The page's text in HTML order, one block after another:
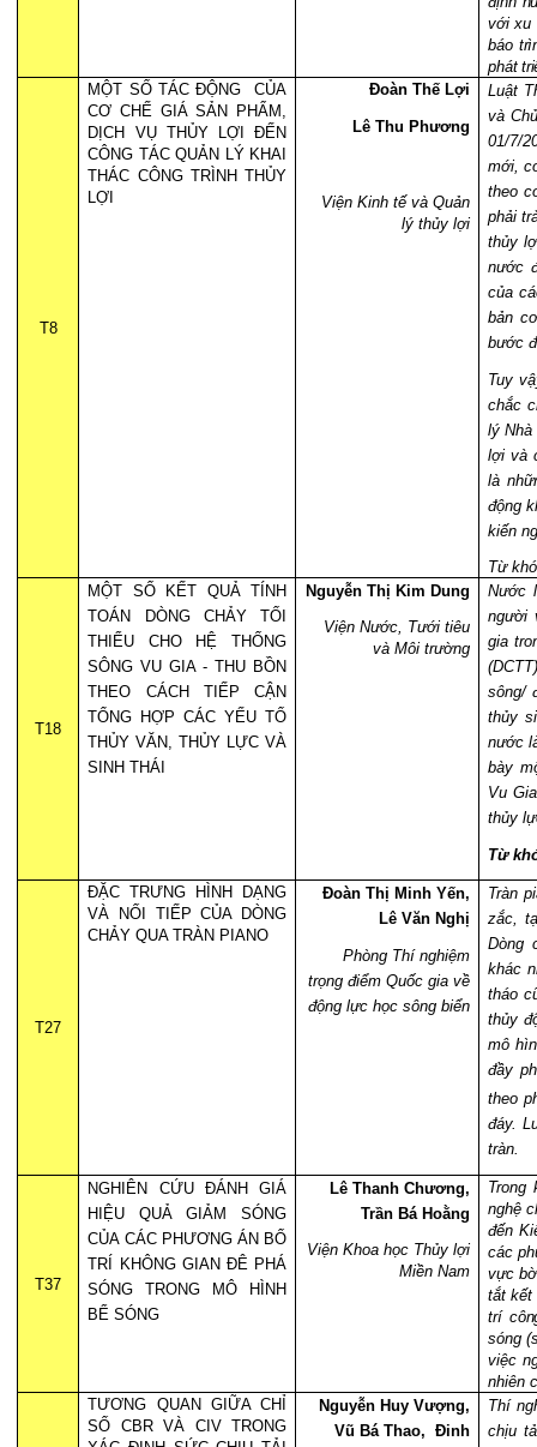
với xu
báo
phát
T8
MỘT SỐ TÁC ĐỘNG
CỦA
CƠ CHẾ GIÁ SẢN PHẨM,
DỊCH VỤ THỦY LỢI ĐẾN
CÔNG TÁC QUẢN LÝ KHAI
THÁC CÔNG TRÌNH THỦY
LỢI
Đoàn Thế Lợi
Lê Thu Phương
Viện Kinh tế và Quản
lý thủy lợi
Luật
và
01/7/
mới,
theo
phải
thủy
nước
của
bản
bước
Tuy
chắc
lý
lợi và
là
động
kiến
Từ
T18
MỘT SỐ KẾT QUẢ TÍNH
TOÁN DÒNG CHẢY TỐI
THIỂU CHO HỆ THỐNG
SÔNG VU GIA - THU BỒN
THEO CÁCH TIẾP CẬN
TỔNG HỢP CÁC YẾU TỐ
THỦY VĂN, THỦY LỰC VÀ
SINH THÁI
Nguyễn Thị Kim Dung
Viện Nước, Tưới tiêu
và Môi trường
Nước
người
gia
sông/
thủy
nước
bày
Vu
thủy
Từ
T27
ĐẶC TRƯNG HÌNH DẠNG
VÀ NỐI TIẾP CỦA DÒNG
CHẢY QUA TRÀN PIANO
Đoàn Thị Minh Yến,
Lê Văn Nghị
Phòng Thí nghiệm
trọng điểm Quốc gia về
động lực học sông biển
Tràn
zắc,
Dòng
khác
tháo
thủy
mô
đầy
theo
đáy.
tràn.
T37
NGHIÊN CỨU ĐÁNH GIÁ
HIỆU QUẢ GIẢM SÓNG
CỦA CÁC PHƯƠNG ÁN BỐ
TRÍ KHÔNG GIAN ĐÊ PHÁ
SÓNG TRONG MÔ HÌNH
BỂ SÓNG
Lê Thanh Chương,
Trần Bá Hoằng
Viện Khoa học Thủy lợi
Miền Nam
Trong
nghệ
đến
các
vực
tắt kết
trí
sóng
việc
nhiên
TƯƠNG QUAN GIỮA CHỈ
SỐ CBR VÀ CIVTRONG
Nguyễn Huy Vượng,
Vũ Bá Thao,
Đinh
Thí
chịu